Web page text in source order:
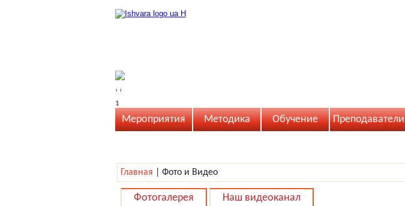
› ‹
1
Мероприятия Методика Обучение Преподаватели
Главная Фото и Видео
Фотогалерея Наш видеоканал